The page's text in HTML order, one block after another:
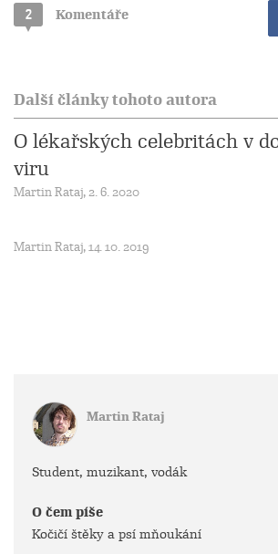
2 Komentáře
Další články tohoto autora
O lékařských celebritách v
viru
Martin Rataj, 2. 6. 2020
Martin Rataj, 14. 10. 2019
Martin Rataj
Student, muzikant, vodák
O čem píše
Kočičí štěky a psí mňoukání